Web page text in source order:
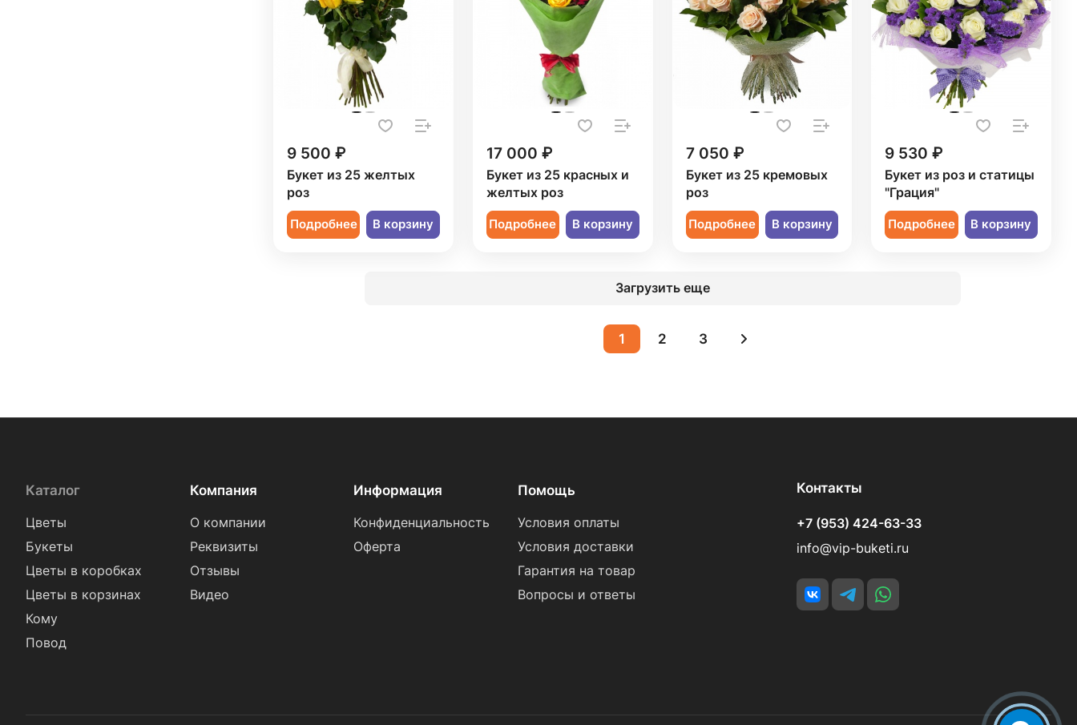
9 500 ₽
Букет из 25 желтых
роз
Подробнее В корзину
17 000 ₽
Букет из 25 красных и
желтых роз
Подробнее В корзину
7 050 ₽
Букет из 25 кремовых
роз
Подробнее В корзину
9 530 ₽
Букет из роз и статицы
"Грация"
Подробнее В корзину
Загрузить еще
1 2 3
Каталог
Цветы
Букеты
Цветы в коробках
Цветы в корзинах
Кому
Повод
Компания
О компании
Реквизиты
Отзывы
Видео
Информация
Конфиденциальность
Оферта
Помощь
Условия оплаты
Условия доставки
Гарантия на товар
Вопросы и ответы
Контакты
+7 (953) 424-63-33
info@vip-buketi.ru